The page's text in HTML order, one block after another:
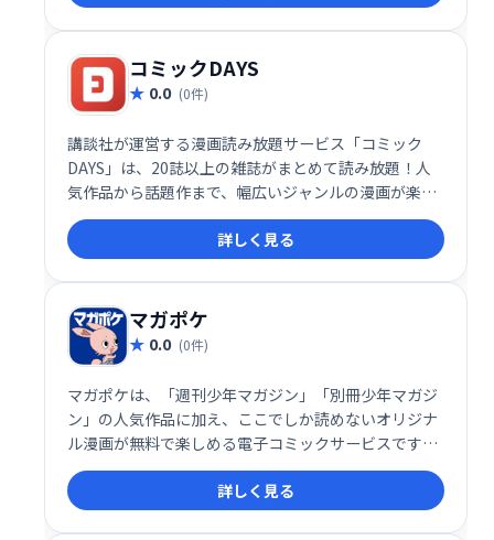
コミックDAYS
0.0 (0件)
講談社が運営する漫画読み放題サービス「コミック
DAYS」は、20誌以上の雑誌がまとめて読み放題！人
気作品から話題作まで、幅広いジャンルの漫画が楽し
めます。月額料金で、いつでもどこでも好きなだけ漫
画を読める、お得なサービスです。
詳しく見る
マガポケ
0.0 (0件)
マガポケは、「週刊少年マガジン」「別冊少年マガジ
ン」の人気作品に加え、ここでしか読めないオリジナ
ル漫画が無料で楽しめる電子コミックサービスです。
話題作から名作まで幅広くラインナップ！ いつでもど
こでも、お気に入りの漫画を快適にお楽しみいただけ
ます。
詳しく見る